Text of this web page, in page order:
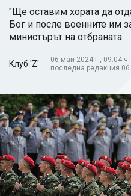
"Ще оставим хората да
Бог и после военните им
министърът на отбраната
Клуб 'Z'
06 май 2024 г., 09:04 ч.
последна редакция